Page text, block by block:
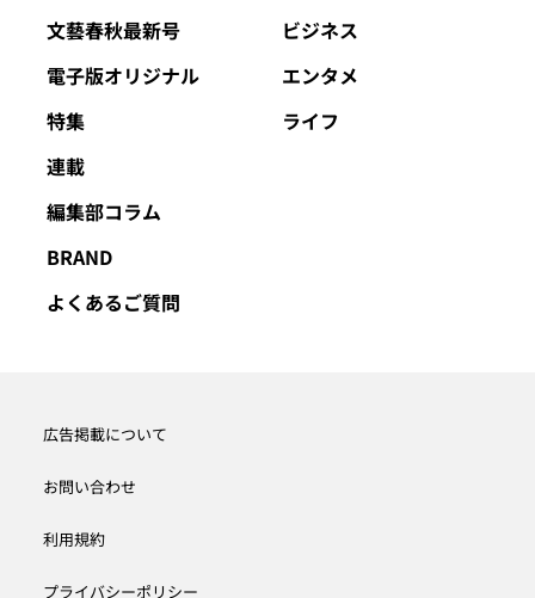
文藝春秋最新号
電子版オリジナル
特集
連載
編集部コラム
BRAND
よくあるご質問
ビジネス
エンタメ
ライフ
広告掲載について
お問い合わせ
利用規約
プライバシーポリシー